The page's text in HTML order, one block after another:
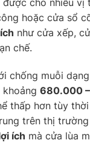
được cho nhiều vị
hoặc cửa sổ
như cửa xếp,
chế.
chống muỗi
khoảng 680.000
thấp hơn tùy
trên thị
ích mà cửa lùa